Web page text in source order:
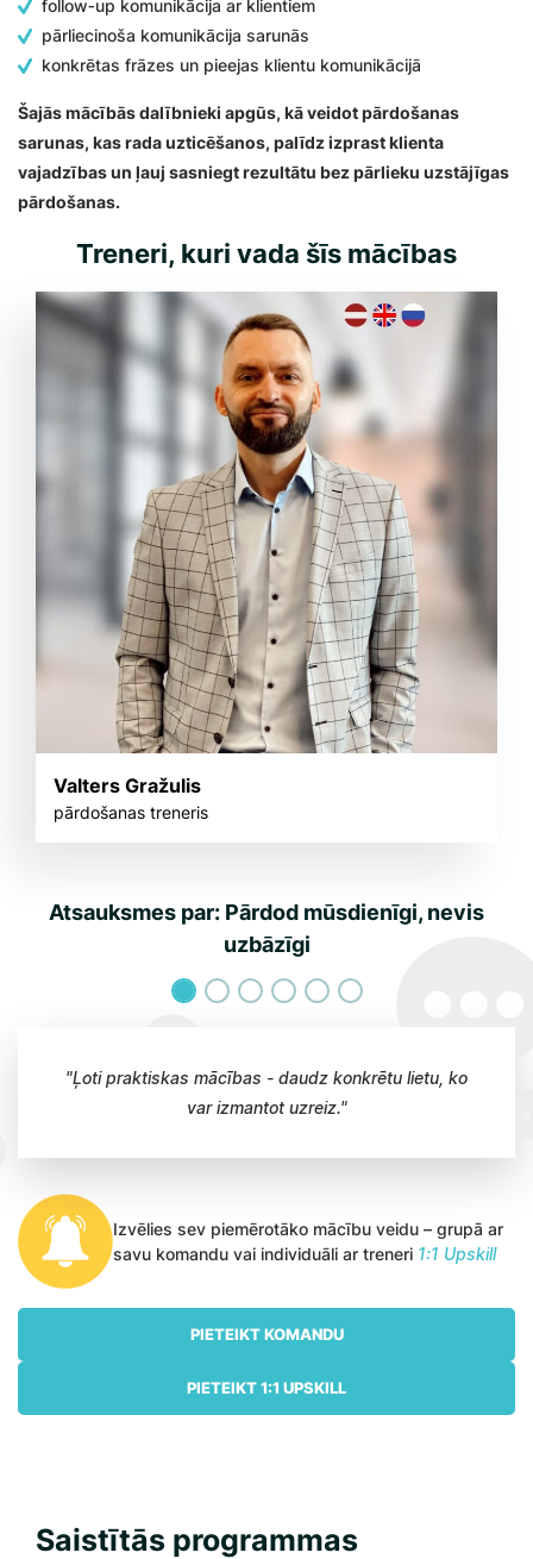
follow‑up komunikācija ar klientiem
pārliecinoša komunikācija sarunās
konkrētas frāzes un pieejas klientu komunikācijā
Šajās mācībās dalībnieki apgūs, kā veidot pārdošanas
sarunas, kas rada uzticēšanos, palīdz izprast klienta
vajadzības un ļauj sasniegt rezultātu bez pārlieku uzstājīgas
pārdošanas.
Treneri, kuri vada šīs mācības
Valters Gražulis
pārdošanas treneris
Atsauksmes par: Pārdod mūsdienīgi, nevis
uzbāzīgi
"Ļoti praktiskas mācības - daudz konkrētu lietu, ko
var izmantot uzreiz."
Izvēlies sev piemērotāko mācību veidu – grupā ar
savu komandu vai individuāli ar treneri 1:1 Upskill
PIETEIKT KOMANDU
PIETEIKT 1:1 UPSKILL
Saistītās programmas